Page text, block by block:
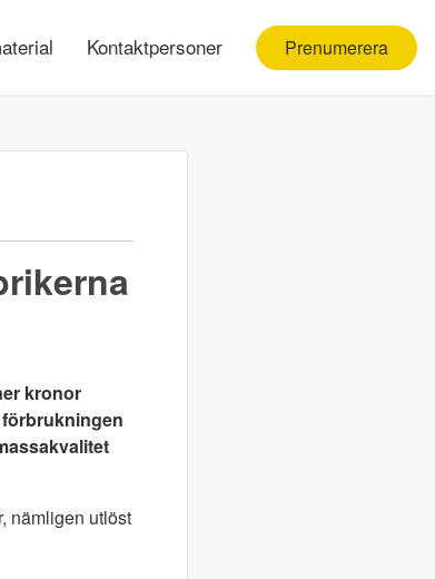
Kontaktpersoner Prenumerera
kronor
nämligen utlöst